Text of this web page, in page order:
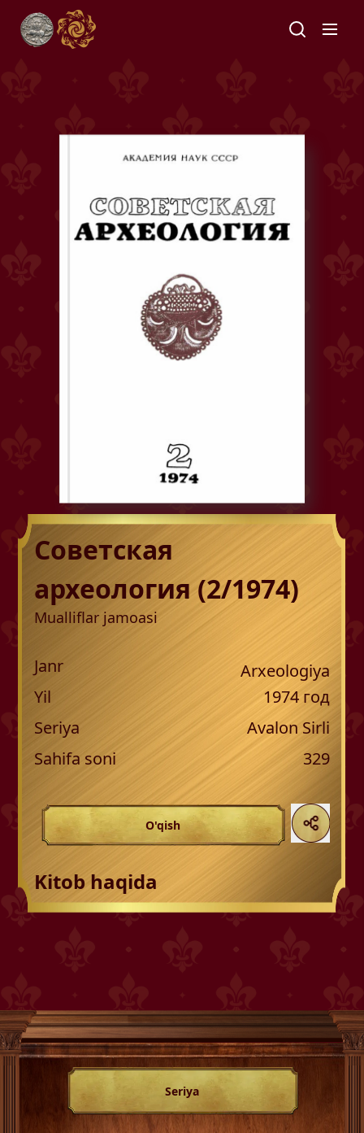
Советская
археология (2/1974)
Mualliflar jamoasi
Janr
Arxeologiya
Yil
1974год
Seriya
Avalon Sirli
Sahifa soni
329
O'qish
Kitob haqida
Seriya